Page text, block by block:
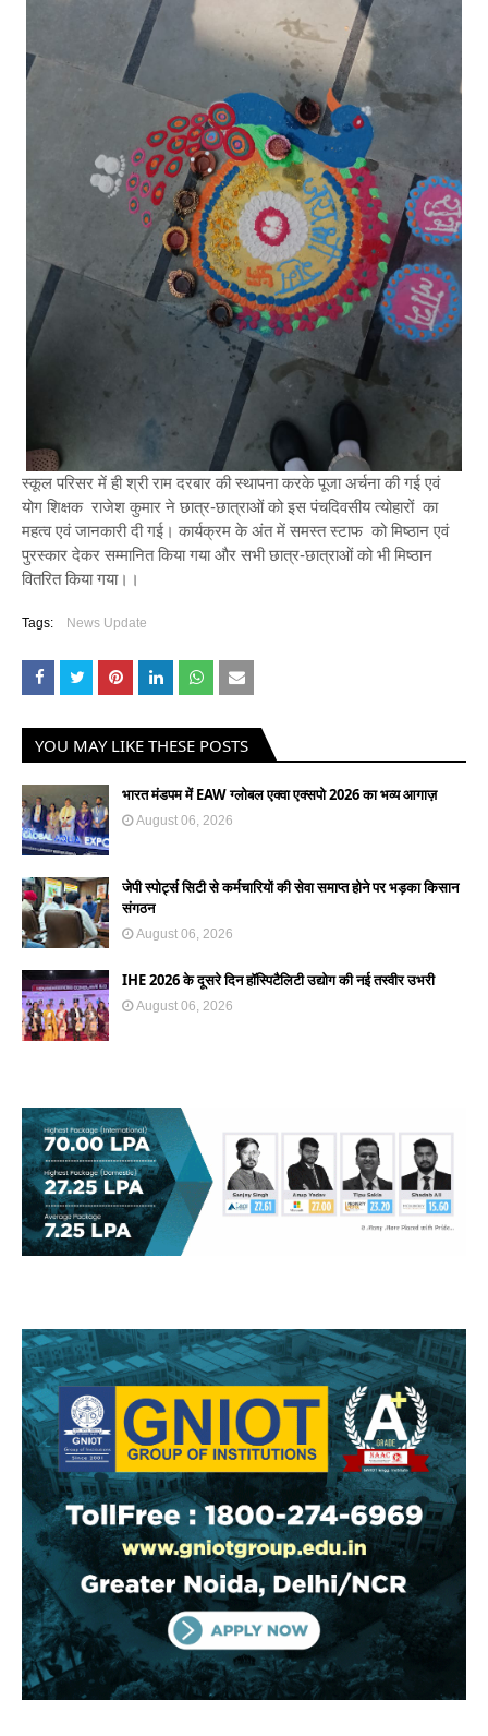
स्कूल परिसर में ही श्री राम दरबार की स्थापना करके पूजा अर्चना की गई एवं
योग शिक्षक राजेश कुमार ने छात्र-छात्राओं को इस पंचदिवसीय त्योहारों का
महत्व एवं जानकारी दी गई। कार्यक्रम के अंत में समस्त स्टाफ को मिष्ठान एवं
पुरस्कार देकर सम्मानित किया गया और सभी छात्र-छात्राओं को भी मिष्ठान
वितरित किया गया।।
Tags: News Update
YOU MAY LIKE THESE POSTS
भारत मंडपम में EAW ग्लोबल एक्वा एक्सपो 2026 का भव्य आगाज़
August 06, 2026
जेपी स्पोर्ट्स सिटी से कर्मचारियों की सेवा समाप्त होने पर भड़का किसान
संगठन
August 06, 2026
IHE 2026 के दूसरे दिन हॉस्पिटैलिटी उद्योग की नई तस्वीर उभरी
August 06, 2026